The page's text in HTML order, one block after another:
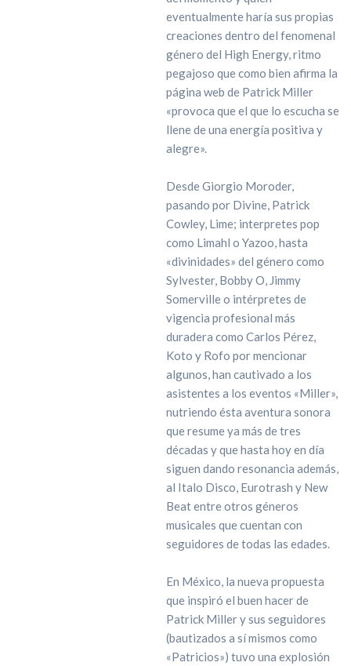
eventualmente haría sus propias
creaciones dentro del fenomenal
género del High Energy, ritmo
pegajoso que como bien afirma la
página web de Patrick Miller
«provoca que el que lo escucha se
llene de una energía positiva y
alegre».
Desde Giorgio Moroder,
pasando por Divine, Patrick
Cowley, Lime; interpretes pop
como Limahl o Yazoo, hasta
«divinidades» del género como
Sylvester, Bobby O, Jimmy
Somerville o intérpretes de
vigencia profesional más
duradera como Carlos Pérez,
Koto y Rofo por mencionar
algunos, han cautivado a los
asistentes a los eventos «Miller»,
nutriendo ésta aventura sonora
que resume ya más de tres
décadas y que hasta hoy en día
siguen dando resonancia además,
al Italo Disco, Eurotrash y New
Beat entre otros géneros
musicales que cuentan con
seguidores de todas las edades.
En México, la nueva propuesta
que inspiró el buen hacer de
Patrick Miller y sus seguidores
(bautizados a sí mismos como
«Patricios») tuvo una explosión